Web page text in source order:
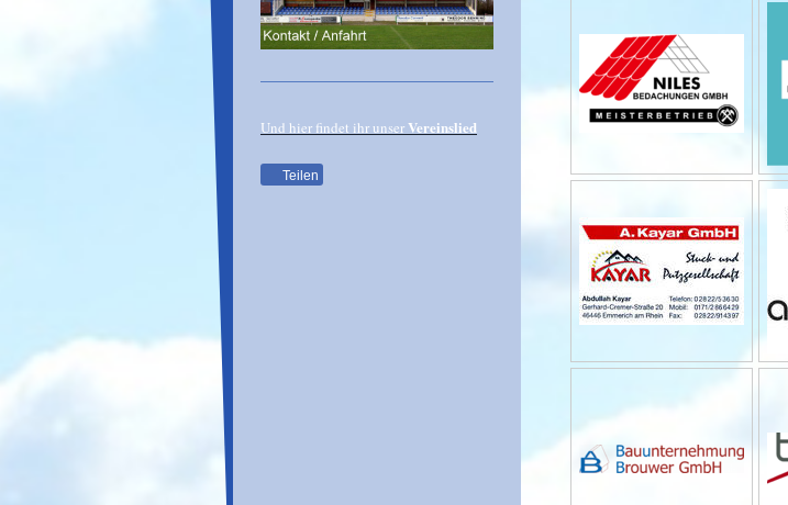
Und hier findet ihr unserVereinslied
Teilen